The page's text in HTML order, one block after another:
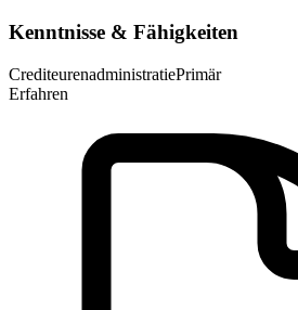
Kenntnisse & Fähigkeiten
CrediteurenadministratiePrimär
Erfahren